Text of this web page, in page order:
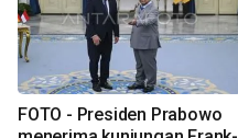
FOTO - Presiden Prabowo